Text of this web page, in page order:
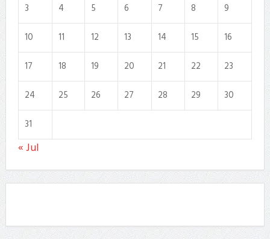
3
4 5 6 7 8
9
10
11 12 13 14 15
16
17
18 19 20 21 22
23
24
25 26 27 28 29
30
31
« Jul